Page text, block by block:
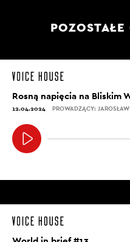
Rosną napięcia na Bliskim
12.04.2024 PROWADZĄCY: